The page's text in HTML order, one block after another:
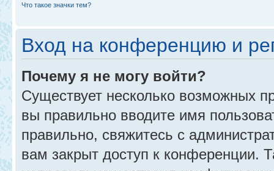
Что такое значки тем?
Вход на конференцию и
Почему я не могу войти?
Существует несколько возможных
вы правильно вводите имя
правильно, свяжитесь с
вам закрыт доступ к конференции.